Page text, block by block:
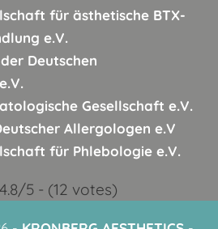
für ästhetische BTX-
e.V.
Deutschen
Gesellschaft e.V.
Allergologen e.V
für Phlebologie e.V.
4.8/5 - (12 votes)